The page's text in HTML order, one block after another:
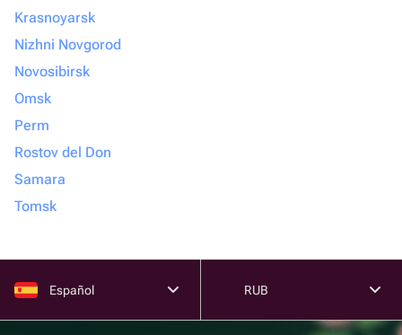
Krasnoyarsk
Nizhni Novgorod
Novosibirsk
Omsk
Perm
Rostov del Don
Samara
Tomsk
Español RUB